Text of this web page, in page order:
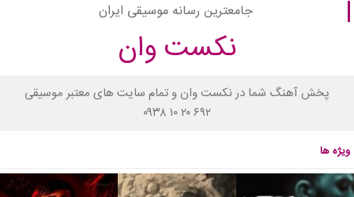
جامعترین رسانه موسیقی ایران
نکست وان
پخش آهنگ شما در نکست وان و تمام سایت های معتبر موسیقی
۰۹۳۸ ۱۰ ۲۰ ۶۹۲
ویژه ها